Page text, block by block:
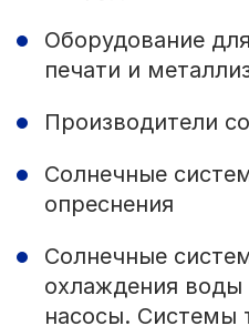
Оборудование
печати и
Производители
Солнечные
опреснения
Солнечные
охлаждения воды
насосы. Системы